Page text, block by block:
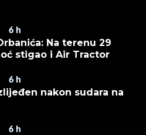
6 h
Na terenu 29
stigao i Air Tractor
6 h
nakon sudara na
6 h